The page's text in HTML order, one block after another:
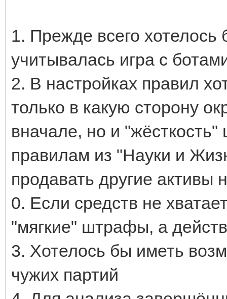
1. Прежде всего хотелось
учитывалась игра с
2. В настройках правил
только в какую сторону
вначале, но и
правилам из "Науки и
продавать другие активы
0. Если средств не
"мягкие" штрафы, а
3. Хотелось бы иметь
чужих партий